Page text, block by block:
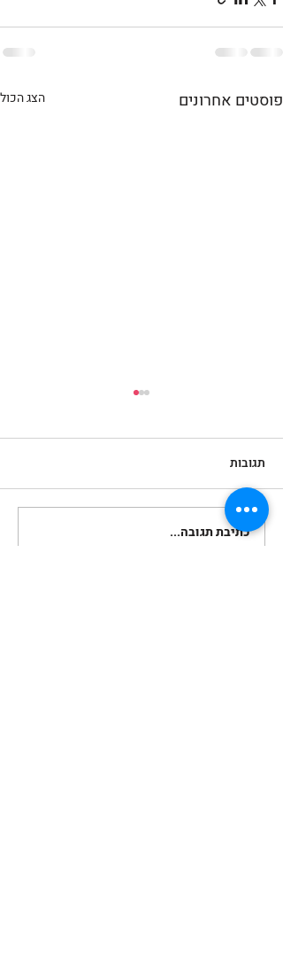
פוסטים אחרונים הצג הכול
חיתוכים נכונים בצילום
תגובות
כתיבת תגובה...